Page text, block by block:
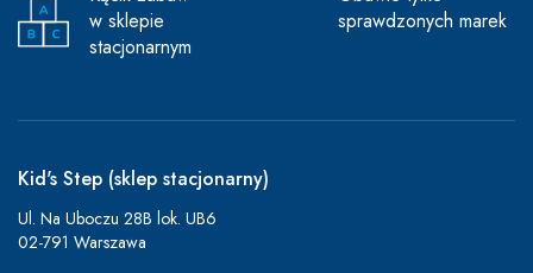
w sklepie
stacjonarnym
sprawdzonych marek
Kid's Step (sklep stacjonarny)
Ul. Na Uboczu 28B lok. UB6
02-791 Warszawa